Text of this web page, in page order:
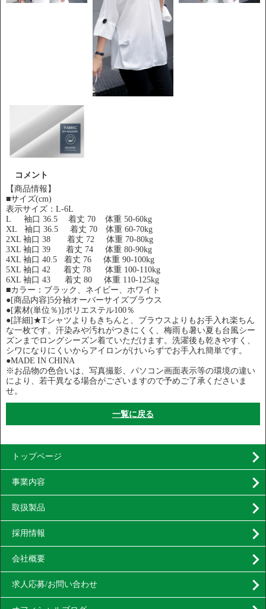
コメント
【商品情報】
■サイズ(cm)
表示サイズ：L-6L
L 袖口 36.5 着丈 70 体重 50-60kg
XL 袖口 36.5 着丈 70 体重 60-70kg
2XL 袖口 38 着丈 72 体重 70-80kg
3XL 袖口 39 着丈 74 体重 80-90kg
4XL 袖口 40.5 着丈 76 体重 90-100kg
5XL 袖口 42 着丈 78 体重 100-110kg
6XL 袖口 43 着丈 80 体重 110-125kg
■カラー：ブラック、ネイビー、ホワイト
●[商品内容]5分袖オーバーサイズブラウス
●[素材(単位％)]ポリエステル100％
●[詳細]★Tシャツよりもきちんと、ブラウスよりもお手入れ楽ちん
な一枚です。汗染みや汚れがつきにくく、梅雨も暑い夏も台風シー
ズンまでロングシーズン着ていただけます。洗濯後も乾きやすく、
シワになりにくいからアイロンがけいらずでお手入れ簡単です。
●MADE IN CHINA
※お品物の色合いは、写真撮影、パソコン画面表示等の環境の違い
により、若干異なる場合がございますので予めご了承くださいま
せ。
一覧に戻る
トップページ
事業内容
取扱製品
採用情報
会社概要
求人応募/お問い合わせ